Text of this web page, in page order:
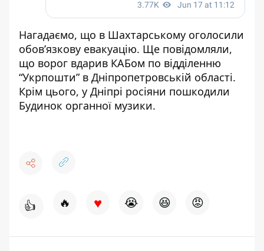
Нагадаємо, що в Шахтарському оголосили
обов’язкову евакуацію. Ще повідомляли,
що ворог вдарив КАБом по відділенню
“Укрпошти”в Дніпропетровській області.
Крім цього, у Дніпрі росіяни пошкодили
Будинок органної музики.
👍 🔥 ♥ 😭 😆 😡